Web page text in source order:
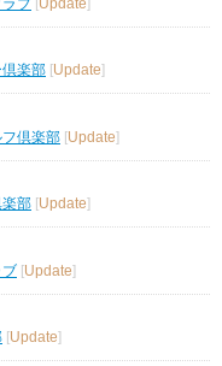
ラブ [Update]
倶楽部 Update
倶楽部 [Update]
楽部 Update
ブ [Update]
Update